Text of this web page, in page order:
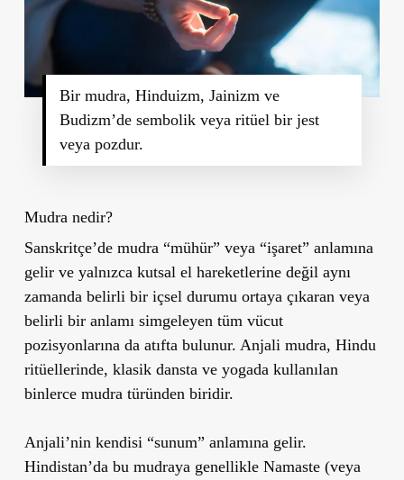
Bir mudra, Hinduizm, Jainizm ve
Budizm’de sembolik veya ritüel bir jest
veya pozdur.
Mudra nedir?
Sanskritçe’de mudra “mühür” veya “işaret” anlamına
gelir ve yalnızca kutsal el hareketlerine değil aynı
zamanda belirli bir içsel durumu ortaya çıkaran veya
belirli bir anlamı simgeleyen tüm vücut
pozisyonlarına da atıfta bulunur. Anjali mudra, Hindu
ritüellerinde, klasik dansta ve yogada kullanılan
binlerce mudra türünden biridir.
Anjali’nin kendisi “sunum” anlamına gelir.
Hindistan’da bu mudraya genellikle Namaste (veya